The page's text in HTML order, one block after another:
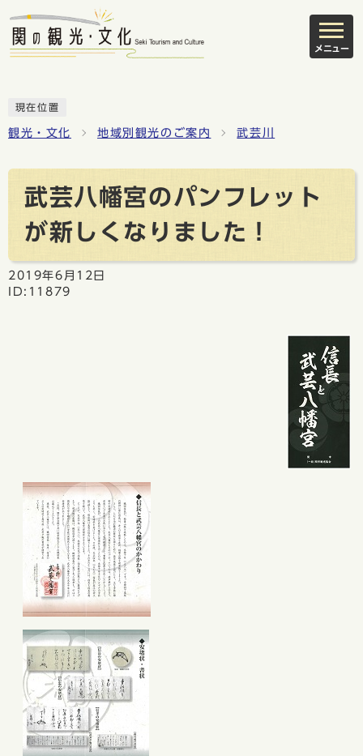
メニュー
現在位置
観光・文化 地域別観光のご案内 武芸川
武芸八幡宮のパンフレット
が新しくなりました！
2019年6月12日
ID:11879